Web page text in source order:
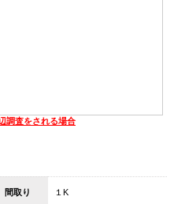
調査をされる場合
間取り １K